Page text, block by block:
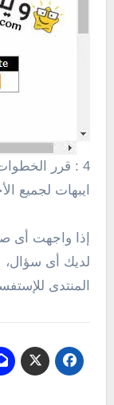
4 : قرر
ايبهات لجميع
إذا واجهت أى
لديك أى سؤال،
المنتدى